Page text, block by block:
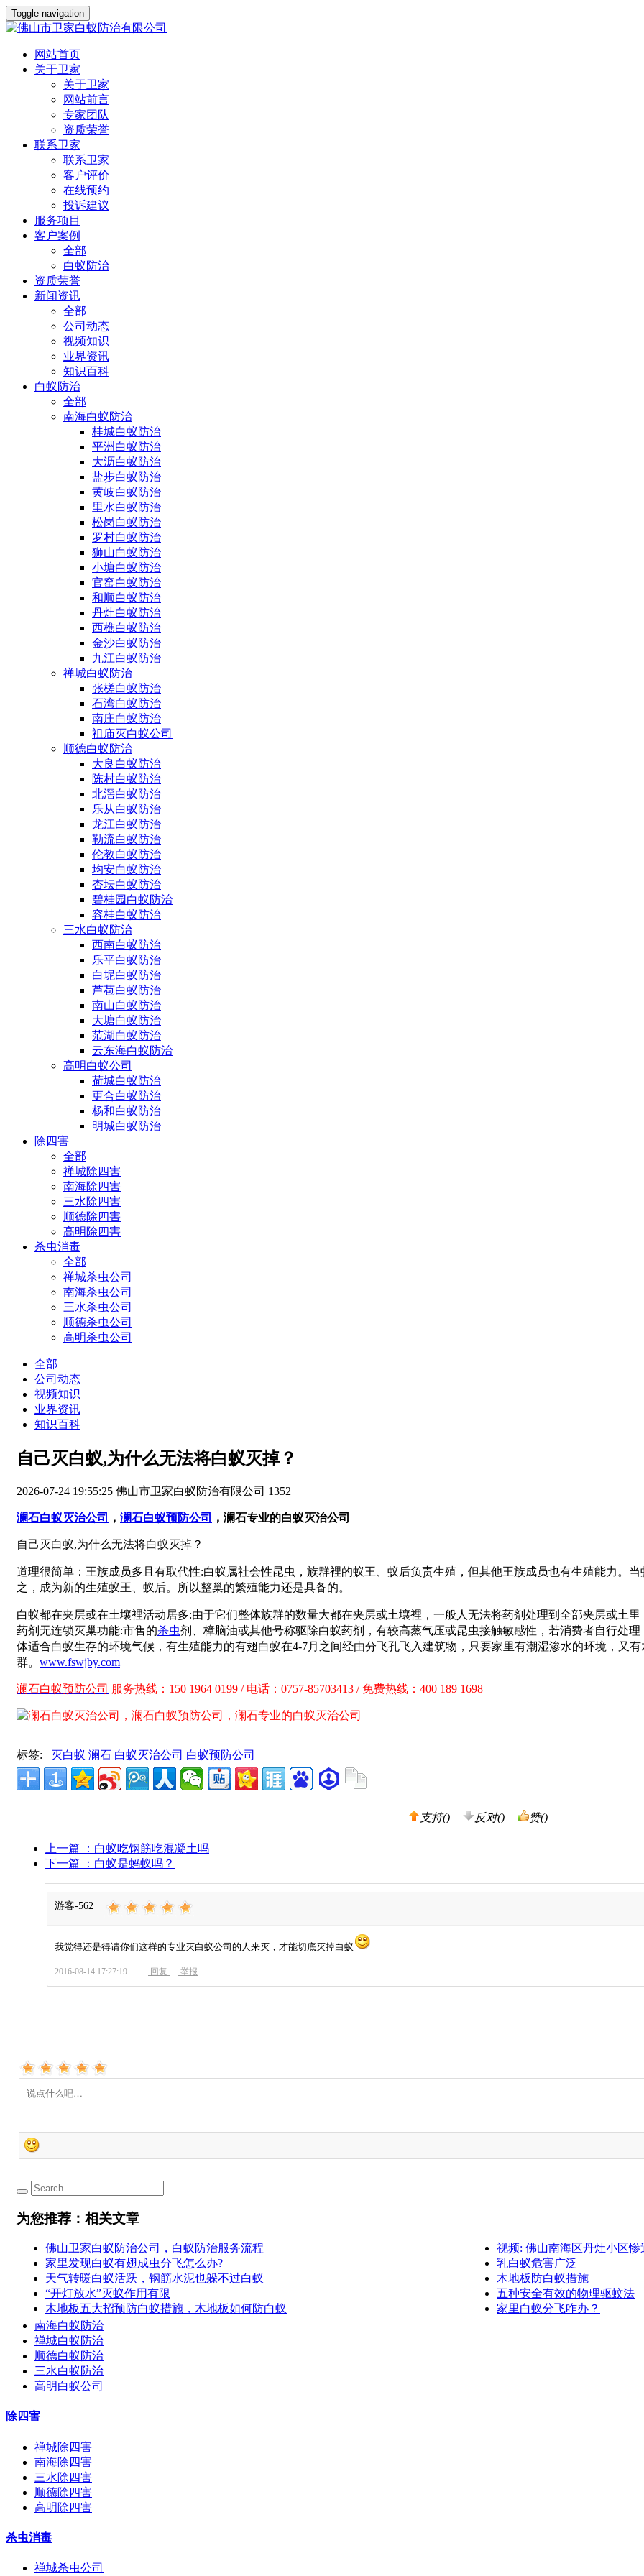
Toggle navigation
网站首页
关于卫家
关于卫家
网站前言
专家团队
资质荣誉
联系卫家
联系卫家
客户评价
在线预约
投诉建议
服务项目
客户案例
全部
白蚁防治
资质荣誉
新闻资讯
全部
公司动态
视频知识
业界资讯
知识百科
白蚁防治
全部
南海白蚁防治
桂城白蚁防治
平洲白蚁防治
大沥白蚁防治
盐步白蚁防治
黄岐白蚁防治
里水白蚁防治
松岗白蚁防治
罗村白蚁防治
狮山白蚁防治
小塘白蚁防治
官窑白蚁防治
和顺白蚁防治
丹灶白蚁防治
西樵白蚁防治
金沙白蚁防治
九江白蚁防治
禅城白蚁防治
张槎白蚁防治
石湾白蚁防治
南庄白蚁防治
祖庙灭白蚁公司
顺德白蚁防治
大良白蚁防治
陈村白蚁防治
北滘白蚁防治
乐从白蚁防治
龙江白蚁防治
勒流白蚁防治
伦教白蚁防治
均安白蚁防治
杏坛白蚁防治
碧桂园白蚁防治
容桂白蚁防治
三水白蚁防治
西南白蚁防治
乐平白蚁防治
白坭白蚁防治
芦苞白蚁防治
南山白蚁防治
大塘白蚁防治
范湖白蚁防治
云东海白蚁防治
高明白蚁公司
荷城白蚁防治
更合白蚁防治
杨和白蚁防治
明城白蚁防治
除四害
全部
禅城除四害
南海除四害
三水除四害
顺德除四害
高明除四害
杀虫消毒
全部
禅城杀虫公司
南海杀虫公司
三水杀虫公司
顺德杀虫公司
高明杀虫公司
全部
公司动态
视频知识
业界资讯
知识百科
自己灭白蚁,为什么无法将白蚁灭掉？
2026-07-24 19:55:25 佛山市卫家白蚁防治有限公司 1352
澜石白蚁灭治公司 ， 澜石白蚁预防公司 ，澜石专业的白蚁灭治公司
自己灭白蚁,为什么无法将白蚁灭掉？
道理很简单： 王族成员多且有取代性:白蚁属社会性昆虫，族群裡的蚁王、蚁后负责生殖，但其他王族成员也有生殖能力。
之，成为新的生殖蚁王、蚁后。所以整巢的繁殖能力还是具备的。
白蚁都在夹层或在土壤裡活动居多:由于它们整体族群的数量大都在夹层或土壤裡，一般人无法将药剂处理到全部夹层或土
药剂无连锁灭巢功能:市售的杀虫剂、樟脑油或其他号称驱除白蚁药剂，有较高蒸气压或昆虫接触敏感性，若消费者自行处
体适合白蚁生存的环境气候，有生殖能力的有翅白蚁在4-7月之间经由分飞孔飞入建筑物，只要家里有潮湿渗水的环境，又
群。 www.fswjby.com
澜石白蚁预防公司 服务热线：150 1964 0199 / 电话：0757-85703413 / 免费热线：400 189 1698
标签: 灭白蚁 澜石 白蚁灭治公司 白蚁预防公司
支持() 反对() 赞()
上一篇
：白蚁吃钢筋吃混凝土吗
下一篇
：白蚁是蚂蚁吗？
游客-562
我觉得还是得请你们这样的专业灭白蚁公司的人来灭，才能切底灭掉白蚁
2016-08-14 17:27:19 回复 举报
为您推荐：相关文章
佛山卫家白蚁防治公司，白蚁防治服务流程
视频: 佛山南海区丹灶小区
家里发现白蚁有翅成虫分飞怎么办?
乳白蚁危害广泛
天气转暖白蚁活跃，钢筋水泥也躲不过白蚁
木地板防白蚁措施
“开灯放水”灭蚁作用有限
五种安全有效的物理驱蚊法
木地板五大招预防白蚁措施，木地板如何防白蚁
家里白蚁分飞咋办？
南海白蚁防治
禅城白蚁防治
顺德白蚁防治
三水白蚁防治
高明白蚁公司
除四害
禅城除四害
南海除四害
三水除四害
顺德除四害
高明除四害
杀虫消毒
禅城杀虫公司